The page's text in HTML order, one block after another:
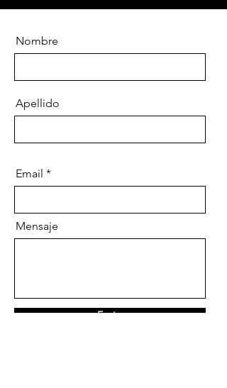
Nombre
Apellido
Email
Mensaje
Enviar